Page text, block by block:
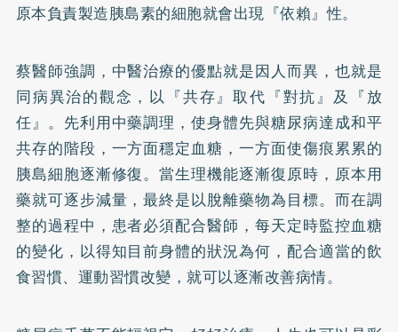
原本負責製造胰島素的細胞就會出現『依賴』性。
蔡醫師強調，中醫治療的優點就是因人而異，也就是
同病異治的觀念，以『共存』取代『對抗』及『放
任』。先利用中藥調理，使身體先與糖尿病達成和平
共存的階段，一方面穩定血糖，一方面使傷痕累累的
胰島細胞逐漸修復。當生理機能逐漸復原時，原本用
藥就可逐步減量，最終是以脫離藥物為目標。而在調
整的過程中，患者必須配合醫師，每天定時監控血糖
的變化，以得知目前身體的狀況為何，配合適當的飲
食習慣、運動習慣改變，就可以逐漸改善病情。